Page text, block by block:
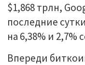
$1,868 трлн,
последние
на 6,38% и 2,7%
Впереди